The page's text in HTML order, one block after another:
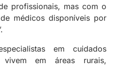
profissionais, mas com o
médicos disponíveis por
em cuidados
vivem em áreas rurais,